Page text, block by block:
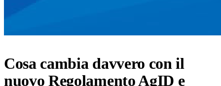
Cosa cambia davvero con il
nuovo Regolamento AgID e